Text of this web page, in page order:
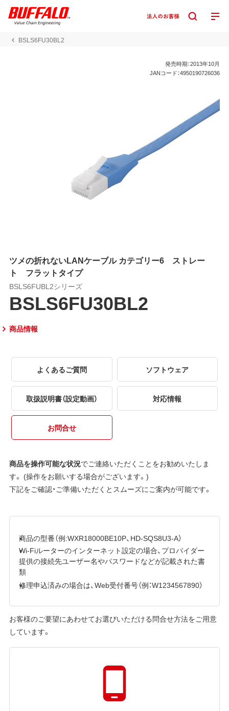
BSLS6FU30BL2
発売時期：2013年10月
JANコード：4950190726036
ツメの折れないLANケーブル カテゴリー6 ストレー
ト フラットタイプ
BSLS6FUBL2シリーズ
BSLS6FU30BL2
商品情報
よくあるご質問 ソフトウェア
取扱説明書（設定動画） 対応情報
お問合せ
商品を操作可能な状況でご連絡いただくことをお勧めいたしま
す。 (操作をお願いする場合がございます。)
下記をご確認・ご準備いただくとスムーズにご案内が可能です。
商品の型番（例:WXR18000BE10P、HD-SQS8U3-A）
Wi-Fiルーターのインターネット設定の場合、プロバイダー
提供の接続先ユーザー名やパスワードなどが記載された書
類
修理申込済みの場合は、Web受付番号（例：W1234567890）
お客様のご要望にあわせてお選びいただける問合せ方法をご用意
しています。